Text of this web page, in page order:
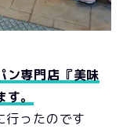
ン専門店『美味
。
行ったのです